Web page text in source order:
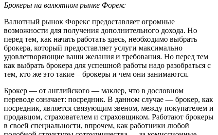
Брокеры на валютном рынке Форекс
Валютный рынок Форекс предоставляет огромные
возможности для получения дополнительного дохода. Но
перед тем, как начать работать здесь, необходимо выбрать
брокера, который предоставляет услуги максимально
удовлетворяющие ваши желания и требования. Но перед тем
как выбрать брокера для успешной работы надо разобраться с
тем, кто же это такие – брокеры и чем они занимаются.
Брокер — от английского — маклер, что в дословном
переводе означает: посредник. В данном случае — брокер, как
посредник, является связующим звеном, между покупателем и
продавцом, страхователем и страховщиком. Работают брокеры
в своей специальности, впрочем, как работники любой